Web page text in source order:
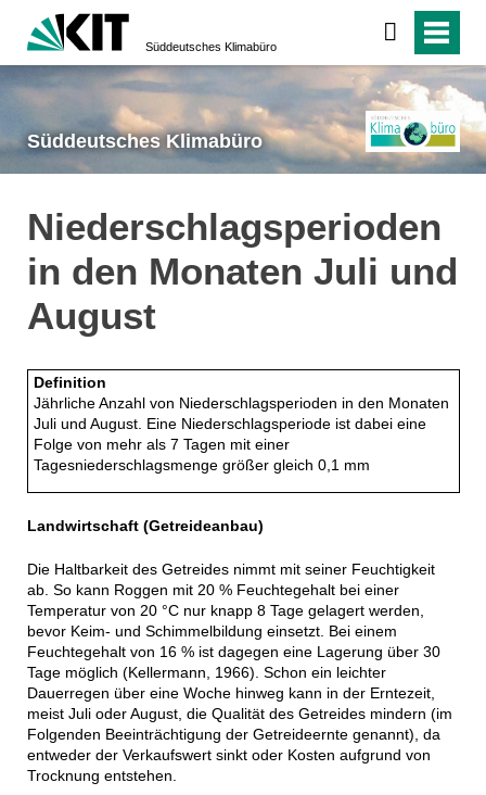
Süddeutsches Klimabüro
Süddeutsches Klimabüro
Niederschlagsperioden
in den Monaten Juli und
August
Definition
Jährliche Anzahl von Niederschlagsperioden in den Monaten
Juli und August. Eine Niederschlagsperiode ist dabei eine
Folge von mehr als 7 Tagen mit einer
Tagesniederschlagsmenge größer gleich 0,1 mm
Landwirtschaft (Getreideanbau)
Die Haltbarkeit des Getreides nimmt mit seiner Feuchtigkeit
ab. So kann Roggen mit 20 % Feuchtegehalt bei einer
Temperatur von 20 °C nur knapp 8 Tage gelagert werden,
bevor Keim- und Schimmelbildung einsetzt. Bei einem
Feuchtegehalt von 16 % ist dagegen eine Lagerung über 30
Tage möglich (Kellermann, 1966). Schon ein leichter
Dauerregen über eine Woche hinweg kann in der Erntezeit,
meist Juli oder August, die Qualität des Getreides mindern (im
Folgenden Beeinträchtigung der Getreideernte genannt), da
entweder der Verkaufswert sinkt oder Kosten aufgrund von
Trocknung entstehen.